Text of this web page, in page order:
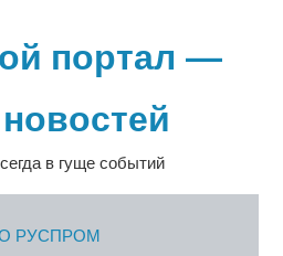
портал —
в гуще событий
РУСПРОМ